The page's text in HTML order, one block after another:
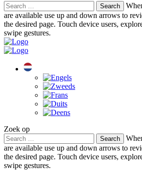
Search
for:
are available use up and down arrows to
the desired page. Touch device users,
swipe gestures.
Zoek op
Search
for:
are available use up and down arrows to
the desired page. Touch device users,
swipe gestures.